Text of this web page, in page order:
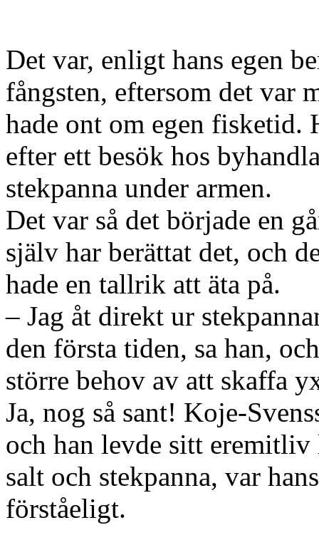
Det var, enligt hans egen
fångsten, eftersom det var
hade ont om egen fisketid.
efter ett besök hos
stekpanna under armen.
Det var så det började en
själv har berättat det, och
hade en tallrik att äta på.
– Jag åt direkt ur
den första tiden, sa han,
större behov av att skaffa
Ja, nog så sant! Koje-
och han levde sitt
salt och stekpanna, var
förståeligt.